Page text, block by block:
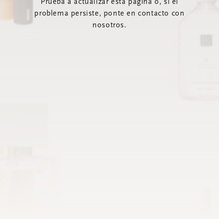
Prueba a actualizar esta página o, si el
problema persiste, ponte en contacto con
nosotros.